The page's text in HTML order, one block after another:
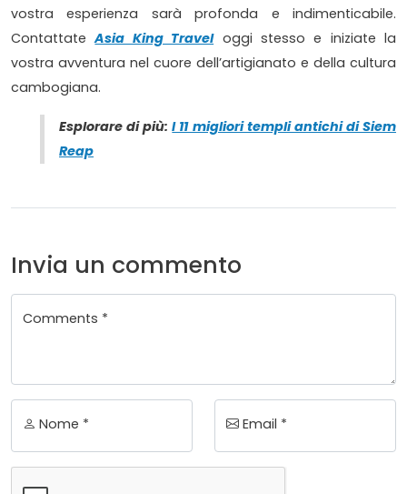
vostra esperienza sarà profonda e indimenticabile.
ContattateAsia King Traveloggi stesso e iniziate la
vostra avventura nel cuore dell’artigianato e della cultura
cambogiana.
Esplorare di più:I 11 migliori templi antichi di Siem
Reap
Invia un commento
Comments *
Nome * Email *